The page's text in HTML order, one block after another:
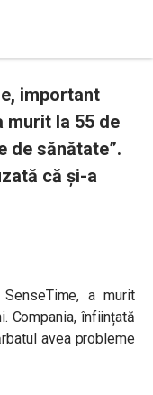
important
murit la 55 de
de sănătate”.
că și-a
SenseTime, a murit
Compania, înființată
avea probleme